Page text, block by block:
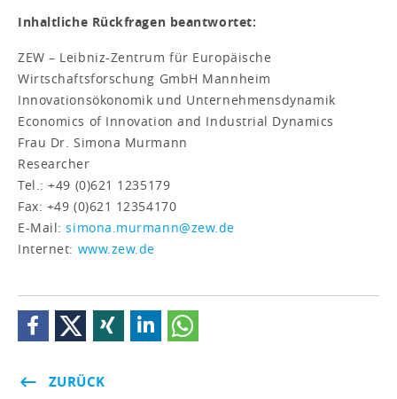
Inhaltliche Rückfragen beantwortet:
ZEW – Leibniz-Zentrum für Europäische
Wirtschaftsforschung GmbH Mannheim
Innovationsökonomik und Unternehmensdynamik
Economics of Innovation and Industrial Dynamics
Frau Dr. Simona Murmann
Researcher
Tel.: +49 (0)621 1235179
Fax: +49 (0)621 12354170
E-Mail:simona.murmann@zew.de
Internet: www.zew.de
ZURÜCK